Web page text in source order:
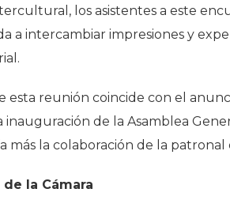
los asistentes a este
a intercambiar impresiones y
esta reunión coincide con el
inauguración de la Asamblea
más la colaboración de la patronal
de la Cámara